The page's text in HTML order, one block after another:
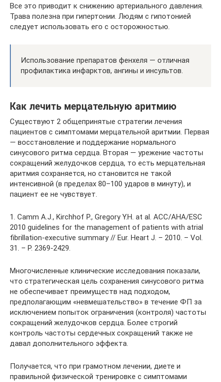
Все это приводит к снижению артериального давления.
Трава полезна при гипертонии. Людям с гипотонией
следует использовать его с осторожностью.
Использование препаратов фенхеля — отличная
профилактика инфарктов, ангины и инсультов.
Как лечить мерцательную аритмию
Существуют 2 общепринятые стратегии лечения
пациентов с симптомами мерцательной аритмии. Первая
— восстановление и поддержание нормального
синусового ритма сердца. Вторая — урежение частоты
сокращений желудочков сердца, то есть мерцательная
аритмия сохраняется, но становится не такой
интенсивной (в пределах 80–100 ударов в минуту), и
пациент ее не чувствует.
1. Camm A.J., Kirchhof P., Gregory Y.H. at al. ACC/AHA/ESC
2010 guidelines for the management of patients with atrial
fibrillation-executive summary // Eur. Heart J. – 2010. – Vol.
31. – P. 2369-2429.
Многочисленные клинические исследования показали,
что стратегическая цель сохранения синусового ритма
не обеспечивает преимуществ над подходом,
предполагающим «невмешательство» в течение ФП за
исключением попыток ограничения (контроля) частоты
сокращений желудочков сердца. Более строгий
контроль частоты сердечных сокращений также не
давал дополнительного эффекта.
Получается, что при грамотном лечении, диете и
правильной физической тренировке с симптомами